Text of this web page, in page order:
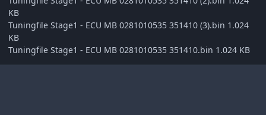
KB
Tuningfile Stage1 - ECU MB 0281010535 351410 (3).bin 1.024
KB
Tuningfile Stage1 - ECU MB 0281010535 351410.bin 1.024 KB